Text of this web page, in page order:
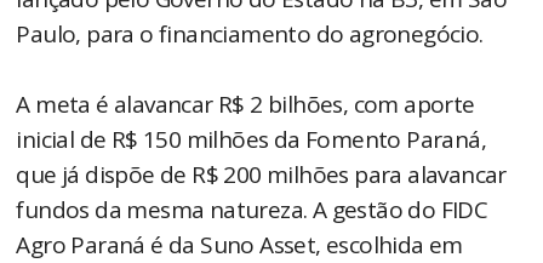
Paulo, para o financiamento do agronegócio.
A meta é alavancar R$ 2 bilhões, com aporte
inicial de R$ 150 milhões da Fomento Paraná,
que já dispõe de R$ 200 milhões para alavancar
fundos da mesma natureza. A gestão do FIDC
Agro Paraná é da Suno Asset, escolhida em